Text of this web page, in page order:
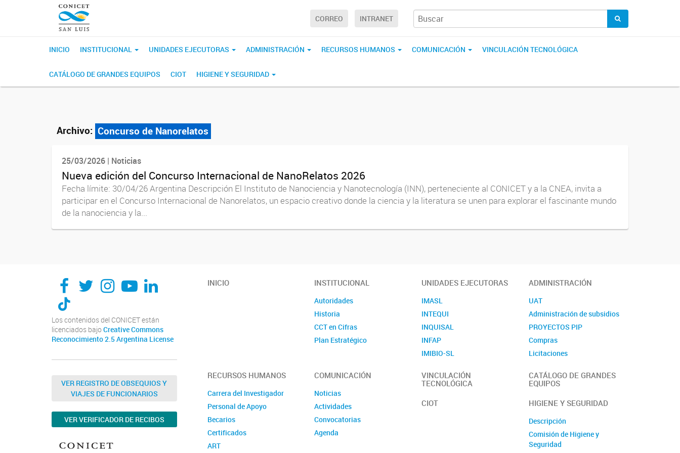
CORREO INTRANET
INICIO INSTITUCIONAL UNIDADES EJECUTORAS ADMINISTRACIÓN RECURSOS HUMANOS COMUNICACIÓN VINCULACIÓN TECNOLÓGICA
CATÁLOGO DE GRANDES EQUIPOS CIOT HIGIENE Y SEGURIDAD
Archivo: Concurso de Nanorelatos
25/03/2026 | Noticias
Nueva edición del Concurso Internacional de NanoRelatos 2026
Fecha límite: 30/04/26 Argentina Descripción El Instituto de Nanociencia y Nanotecnología (INN), perteneciente al CONICET y a la CNEA, invita a
participar en el Concurso Internacional de Nanorelatos, un espacio creativo donde la ciencia y la literatura se unen para explorar el fascinante mundo
de la nanociencia y la...
Los contenidos del CONICET están
licenciados bajo Creative Commons
Reconocimiento 2.5 Argentina License
VER REGISTRO DE OBSEQUIOS Y
VIAJES DE FUNCIONARIOS
VER VERIFICADOR DE RECIBOS
INICIO INSTITUCIONAL
Autoridades
Historia
CCT en Cifras
Plan Estratégico
UNIDADES EJECUTORAS
IMASL
INTEQUI
INQUISAL
INFAP
IMIBIO-SL
ADMINISTRACIÓN
UAT
Administración de subsidios
PROYECTOS PIP
Compras
Licitaciones
RECURSOS HUMANOS
Carrera del Investigador
Personal de Apoyo
Becarios
Certificados
ART
COMUNICACIÓN
Noticias
Actividades
Convocatorias
Agenda
VINCULACIÓN
TECNOLÓGICA
CATÁLOGO DE GRANDES
EQUIPOS
CIOT
HIGIENE Y SEGURIDAD
Descripción
Comisión de Higiene y
Seguridad